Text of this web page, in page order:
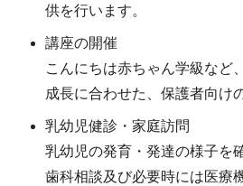
供を行います。
講座の開催
こんにちは赤ちゃん学級など
成長に合わせた、保護者向け
乳幼児健診・家庭訪問
乳幼児の発育・発達の様子を
歯科相談及び必要時には医療